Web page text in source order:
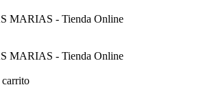
carrito